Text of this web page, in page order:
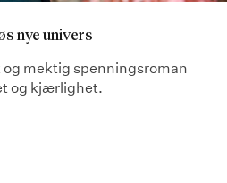
nye univers
mektig spenningsroman
og kjærlighet.